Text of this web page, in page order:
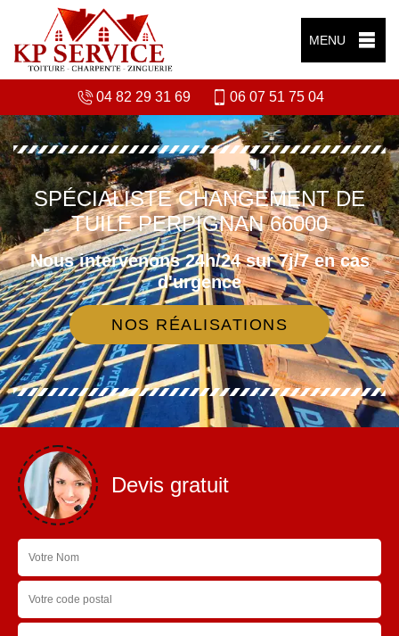
MENU
04 82 29 31 69 06 07 51 75 04
SPÉCIALISTE CHANGEMENT DE
TUILE PERPIGNAN 66000
Nous intervenons 24h/24 sur 7j/7 en cas
d'urgence
NOS RÉALISATIONS
Devis gratuit